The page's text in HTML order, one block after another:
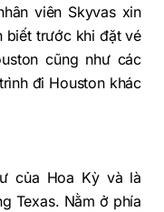
viên Skyvas xin
biết trước khi đặt vé
cũng như các
đi Houston khác
của Hoa Kỳ và là
Texas. Nằm ở phía